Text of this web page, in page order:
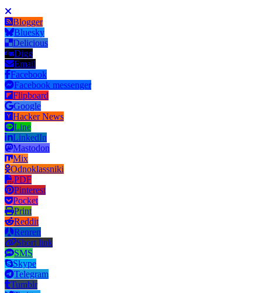
Blogger
Bluesky
Delicious
Digg
Email
Facebook
Facebook messenger
Flipboard
Google
Hacker News
Line
LinkedIn
Mastodon
Mix
Odnoklassniki
PDF
Pinterest
Pocket
Print
Reddit
Renren
Short link
SMS
Skype
Telegram
Tumblr